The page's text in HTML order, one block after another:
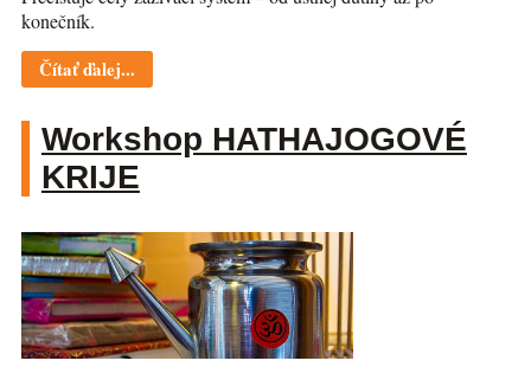
konečník.
Čítať ďalej...
Workshop HATHAJOGOVÉ
KRIJE